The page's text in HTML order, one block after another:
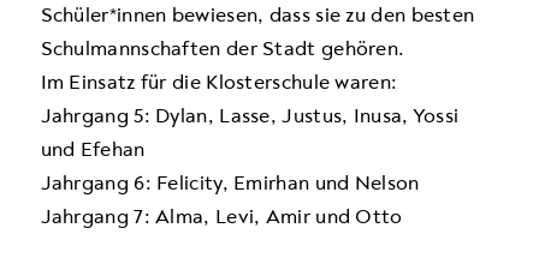
Schüler*innen bewiesen, dass sie zu den besten
Schulmannschaften der Stadt gehören.
Im Einsatz für die Klosterschule waren:
Jahrgang 5: Dylan, Lasse, Justus, Inusa, Yossi
und Efehan
Jahrgang 6: Felicity, Emirhan und Nelson
Jahrgang 7: Alma, Levi, Amir und Otto